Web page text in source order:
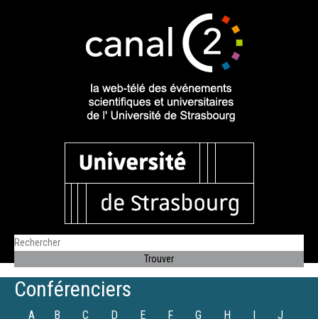
Conférenciers
A B C D E F G H I
J